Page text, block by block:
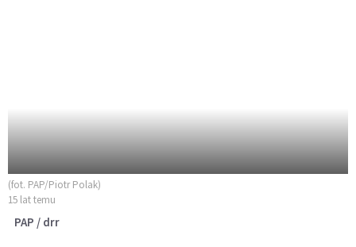
(fot. PAP/Piotr Polak)
15 lat temu
PAP / drr